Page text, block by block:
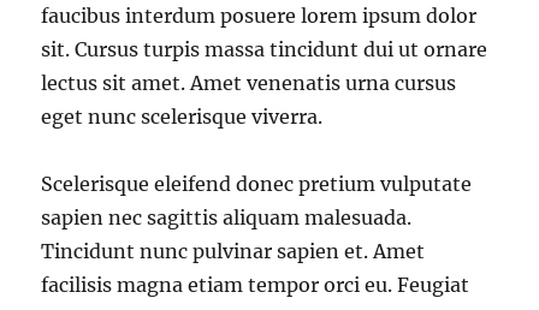
faucibus interdum posuere lorem ipsum dolor
sit. Cursus turpis massa tincidunt dui ut ornare
lectus sit amet. Amet venenatis urna cursus
eget nunc scelerisque viverra.
Scelerisque eleifend donec pretium vulputate
sapien nec sagittis aliquam malesuada.
Tincidunt nunc pulvinar sapien et. Amet
facilisis magna etiam tempor orci eu. Feugiat